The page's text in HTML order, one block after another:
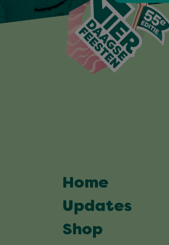
Home
Updates
Shop